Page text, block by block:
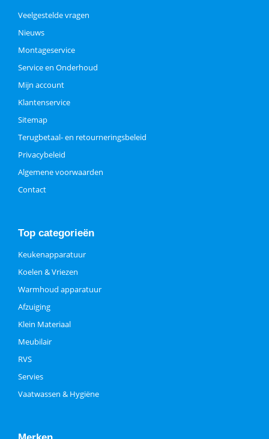
Veelgestelde vragen
Nieuws
Montageservice
Service en Onderhoud
Mijn account
Klantenservice
Sitemap
Terugbetaal- en retourneringsbeleid
Privacybeleid
Algemene voorwaarden
Contact
Top categorieën
Keukenapparatuur
Koelen & Vriezen
Warmhoud apparatuur
Afzuiging
Klein Materiaal
Meubilair
RVS
Servies
Vaatwassen & Hygiëne